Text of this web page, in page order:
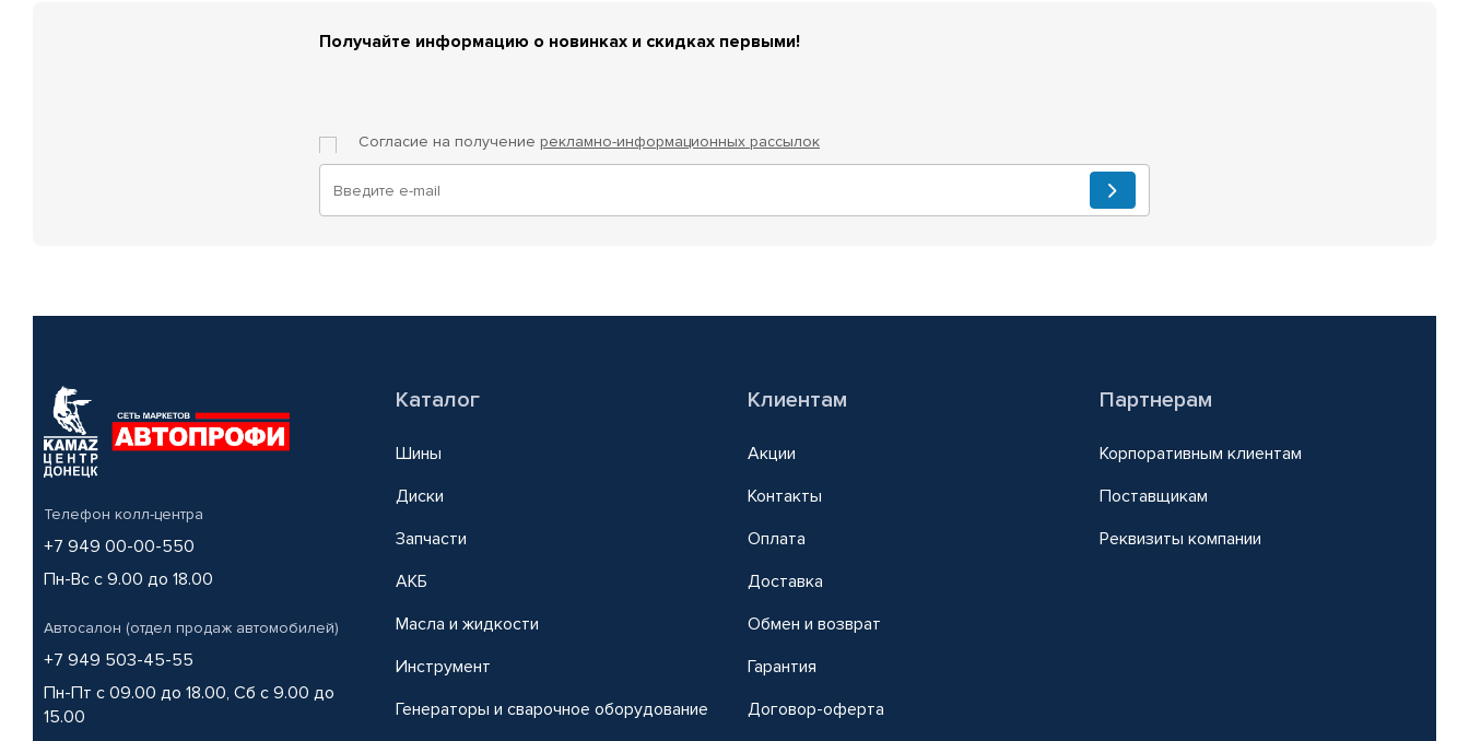
Получайте информацию о новинках и скидках первыми!
Согласие на получение рекламно-информационных рассылок
Телефон колл-центра
+7 949 00-00-550
Пн-Вс с 9.00 до 18.00
Автосалон (отдел продаж автомобилей)
+7 949 503-45-55
Пн-Пт с 09.00 до 18.00, Сб с 9.00 до
15.00
Каталог
Шины
Диски
Запчасти
АКБ
Масла и жидкости
Инструмент
Генераторы и сварочное оборудование
Клиентам
Акции
Контакты
Оплата
Доставка
Обмен и возврат
Гарантия
Договор-оферта
Партнерам
Корпоративным клиентам
Поставщикам
Реквизиты компании